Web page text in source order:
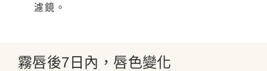
濾鏡。
霧唇後7日內，唇色變化